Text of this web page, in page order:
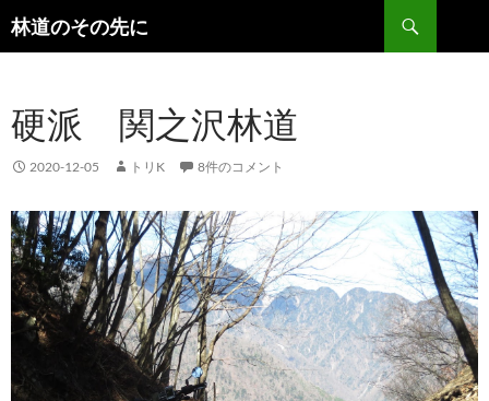
林道のその先に
検
索
ン
ツ
へ
ッ
プ
硬派 関之沢林道
2020-12-05 トリK 8件のコメント